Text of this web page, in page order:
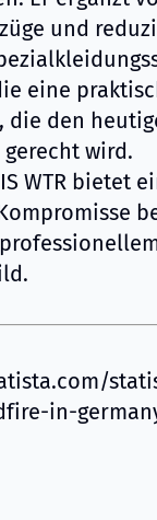
und
eine
die den
wird.
WTR bietet
in-